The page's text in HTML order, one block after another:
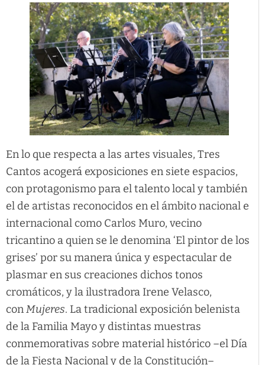
En lo que respecta a las artes visuales, Tres
Cantos acogerá exposiciones en siete espacios,
con protagonismo para el talento local y también
el de artistas reconocidos en el ámbito nacional e
internacional como Carlos Muro, vecino
tricantino a quien se le denomina ‘El pintor de los
grises’ por su manera única y espectacular de
plasmar en sus creaciones dichos tonos
cromáticos, y la ilustradora Irene Velasco,
conMujeres. La tradicional exposición belenista
de la Familia Mayo y distintas muestras
conmemorativas sobre material histórico –el Día
de la Fiesta Nacional y de la Constitución–